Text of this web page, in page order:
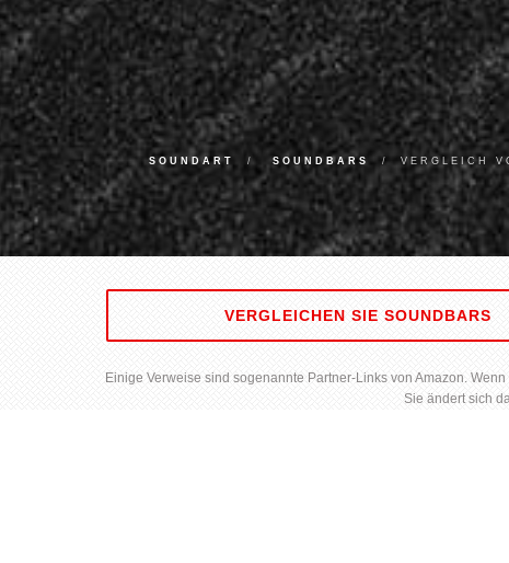
SOUNDART SOUNDBARS VERGLEICH
VERGLEICHEN SIE SOUNDBARS
Einige Verweise sind sogenannte Partner-Links von Amazon.
Sie ändert sich